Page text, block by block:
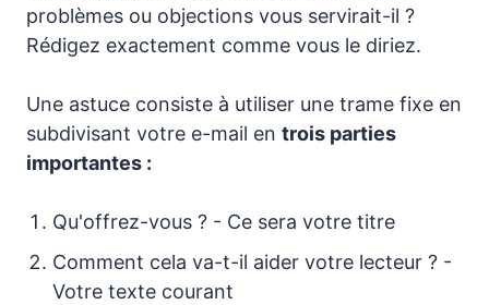
problèmes ou objections vous servirait-il ?
Rédigez exactement comme vous le diriez.
Une astuce consiste à utiliser une trame fixe en
subdivisant votre e-mail en trois parties
importantes :
Qu'offrez-vous ? - Ce sera votre titre
Comment cela va-t-il aider votre lecteur ? -
Votre texte courant